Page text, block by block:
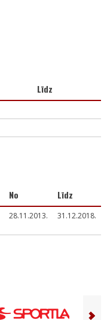
Līdz
No Līdz
28.11.2013. 31.12.2018.